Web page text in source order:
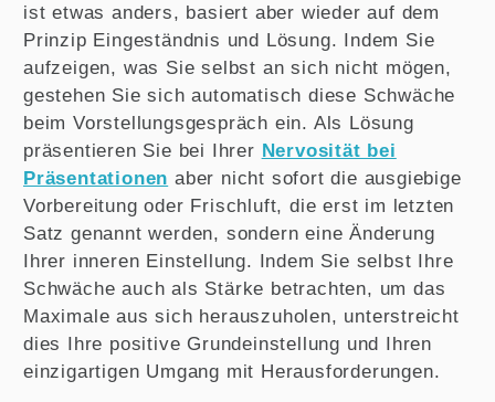
ist etwas anders, basiert aber wieder auf dem
Prinzip Eingeständnis und Lösung. Indem Sie
aufzeigen, was Sie selbst an sich nicht mögen,
gestehen Sie sich automatisch diese Schwäche
beim Vorstellungsgespräch ein. Als Lösung
präsentieren Sie bei Ihrer Nervosität bei
Präsentationen aber nicht sofort die ausgiebige
Vorbereitung oder Frischluft, die erst im letzten
Satz genannt werden, sondern eine Änderung
Ihrer inneren Einstellung. Indem Sie selbst Ihre
Schwäche auch als Stärke betrachten, um das
Maximale aus sich herauszuholen, unterstreicht
dies Ihre positive Grundeinstellung und Ihren
einzigartigen Umgang mit Herausforderungen.